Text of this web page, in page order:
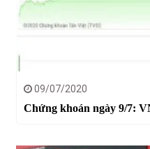
09/07/2020
Chứng khoán ngày 9/7: